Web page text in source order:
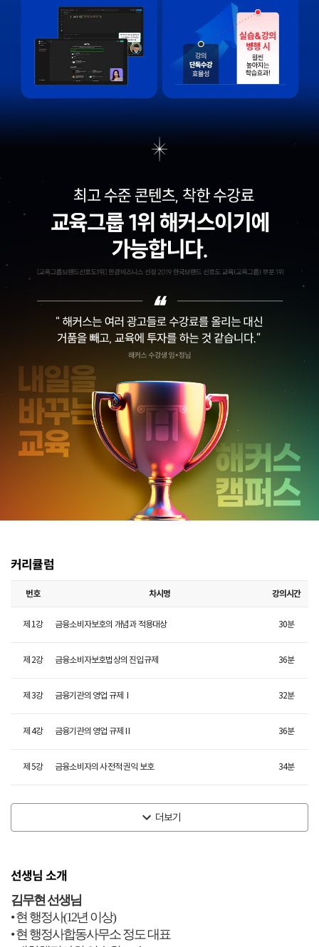
커리큘럼
번호 차시명 강의시간
제 1강 금융소비자보호의 개념과 적용대상 30분
제 2강 금융소비자보호법상의 진입규제 36분
제 3강 금융기관의 영업 규제Ⅰ 32분
제 4강 금융기관의 영업 규제Ⅱ 36분
제 5강 금융소비자의 사전적 권익 보호 34분
더보기
선생님 소개
김무현 선생님
• 현 행정사(12년 이상)
• 현 행정사합동사무소 정도 대표